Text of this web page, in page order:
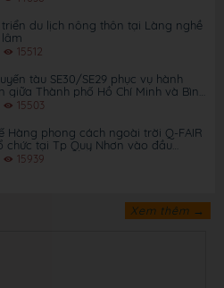
triển du lịch nông thôn tại Làng nghề
15512
tàu SE30/SE29 phục vụ hành
giữa Thành phố Hồ Chí Minh và Bình
15503
Hàng phong cách ngoài trời Q-FAIR
chức tại Tp Quy Nhơn vào đầu
15939
Xem thêm →